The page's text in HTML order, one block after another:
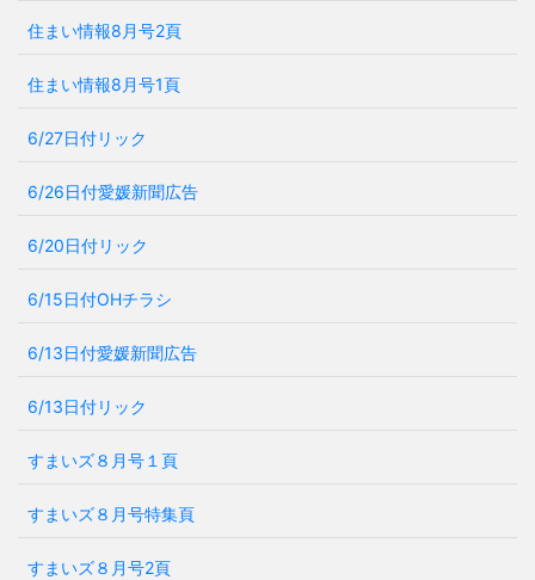
住まい情報8月号2頁
住まい情報8月号1頁
6/27日付リック
6/26日付愛媛新聞広告
6/20日付リック
6/15日付OHチラシ
6/13日付愛媛新聞広告
6/13日付リック
すまいズ８月号１頁
すまいズ８月号特集頁
すまいズ８月号2頁